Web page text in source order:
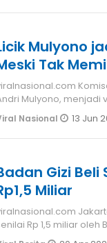
Mulyono
Tak
Komisaris PT Yasa Artha Trimanunggal (PT YAT),
Mulyono, menjadi
NasiNasional 13 Jun
Gizi Beli Semir dan Sikat Sepatu
Miliar
Jakarta Isu pengadaan semir dan sikat sepatu
Rp 1,5 miliar oleh